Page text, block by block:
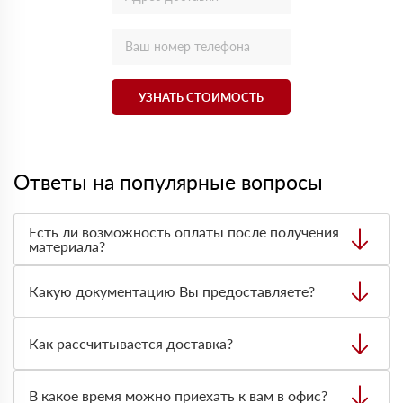
УЗНАТЬ СТОИМОСТЬ
Ответы на популярные вопросы
Есть ли возможность оплаты после получения
материала?
оплата по факту получения товара. При этом, если
доставленный товар был ненадлежащего качества, то
Вы вправе от него отказаться.
Какую документацию Вы предоставляете?
сертификаты и паспорта качества, а также товарно-
транспортную накладную.
Как рассчитывается доставка?
персональный менеджер для уточнения деталей заказа.
В какое время можно приехать к вам в офис?